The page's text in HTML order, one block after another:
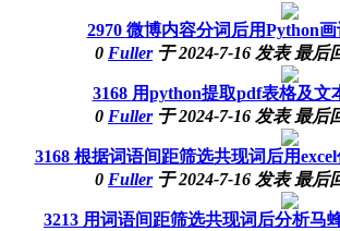
2970 微博内容分词后用Python画
0 Fuller 于2024-7-16 发表 最后
3168 用python提取pdf表格及文
0 Fuller 于2024-7-16 发表 最后
3168 根据词语间距筛选共现词后用
0 Fuller 于2024-7-16 发表 最后
3213 用词语间距筛选共现词后分析马